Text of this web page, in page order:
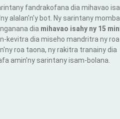
fandrakofana dia mihavao
alalan'n'y bot. Ny sarintany
dia mihavao isahy ny 15
kevitra dia miseho mandritra ny roa
roa taona, ny rakitra tranainy dia
amin'ny sarintany isam-bolana.